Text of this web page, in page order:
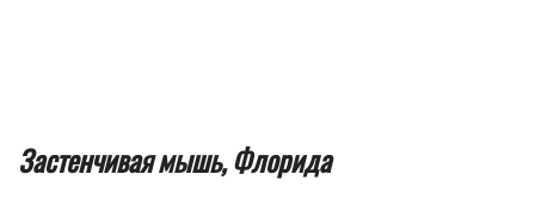
Застенчивая мышь, Флорида